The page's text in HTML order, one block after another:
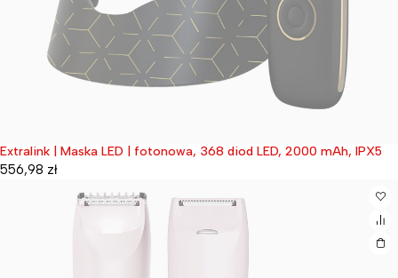
Wyprzedane
Extralink | Maska LED | fotonowa, 368 diod LED, 2000 mAh, IPX5
556,98 zł